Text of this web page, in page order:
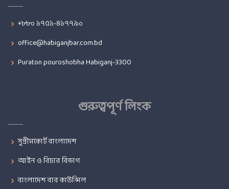
+৮৮০ ১৭৫১-৪১৭৭৯০
office@habiganjbar.com.bd
Puraton pouroshobha Habiganj-3300
গুরুত্বপূর্ণ লিংক
সুপ্রীমকোর্ট বাংলাদেশ
আইন ও বিচার বিভাগ
বাংলাদেশ বার কাউন্সিল